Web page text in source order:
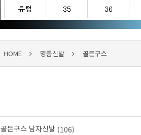
HOME 명품신발 골든구스
골든구스 남자신발 (106)